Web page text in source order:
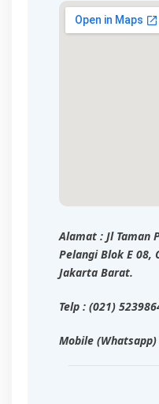
Alamat : Jl Taman
Pelangi Blok E 08,
Jakarta Barat.
Telp : (021)
Mobile